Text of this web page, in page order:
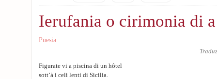
Ierufania o cirimonia di
Puesia
Figurate vi a piscina di un hôtel
sott’à i celi lenti di Sicilia.